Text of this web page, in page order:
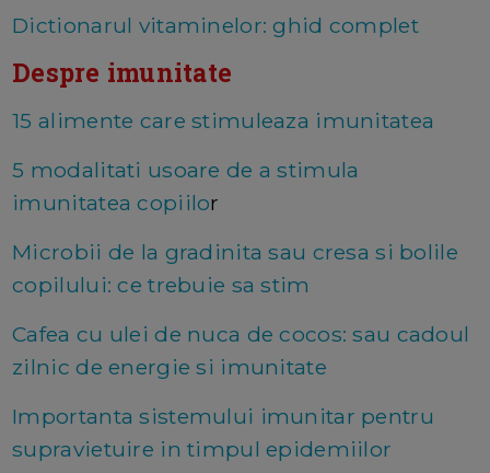
Dictionarul vitaminelor: ghid complet
Despre imunitate
15 alimente care stimuleaza imunitatea
5 modalitati usoare de a stimula
imunitatea copiilor
Microbii de la gradinita sau cresa si bolile
copilului: ce trebuie sa stim
Cafea cu ulei de nuca de cocos: sau cadoul
zilnic de energie si imunitate
Importanta sistemului imunitar pentru
supravietuire in timpul epidemiilor